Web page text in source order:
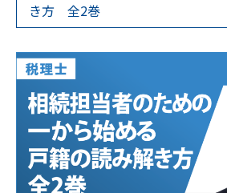
き方 全2巻